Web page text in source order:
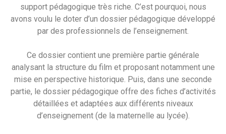
support pédagogique très riche. C’est pourquoi, nous
avons voulu le doter d’un dossier pédagogique développé
par des professionnels de l’enseignement.
Ce dossier contient une première partie générale
analysant la structure du film et proposant notamment une
mise en perspective historique. Puis, dans une seconde
partie, le dossier pédagogique offre des fiches d’activités
détaillées et adaptées aux différents niveaux
d’enseignement (de la maternelle au lycée).